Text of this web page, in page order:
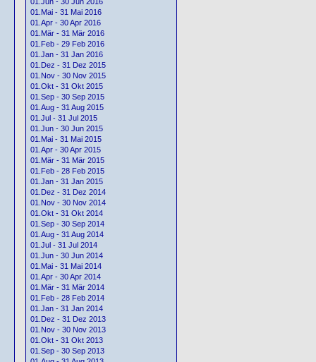
01.Mai - 31 Mai 2016
01.Apr - 30 Apr 2016
01.Mär - 31 Mär 2016
01.Feb - 29 Feb 2016
01.Jan - 31 Jan 2016
01.Dez - 31 Dez 2015
01.Nov - 30 Nov 2015
01.Okt - 31 Okt 2015
01.Sep - 30 Sep 2015
01.Aug - 31 Aug 2015
01.Jul - 31 Jul 2015
01.Jun - 30 Jun 2015
01.Mai - 31 Mai 2015
01.Apr - 30 Apr 2015
01.Mär - 31 Mär 2015
01.Feb - 28 Feb 2015
01.Jan - 31 Jan 2015
01.Dez - 31 Dez 2014
01.Nov - 30 Nov 2014
01.Okt - 31 Okt 2014
01.Sep - 30 Sep 2014
01.Aug - 31 Aug 2014
01.Jul - 31 Jul 2014
01.Jun - 30 Jun 2014
01.Mai - 31 Mai 2014
01.Apr - 30 Apr 2014
01.Mär - 31 Mär 2014
01.Feb - 28 Feb 2014
01.Jan - 31 Jan 2014
01.Dez - 31 Dez 2013
01.Nov - 30 Nov 2013
01.Okt - 31 Okt 2013
01.Sep - 30 Sep 2013